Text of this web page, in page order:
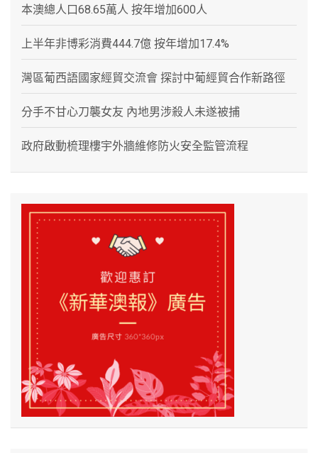
本澳總人口68.65萬人 按年增加600人
上半年非博彩消費444.7億 按年增加17.4%
灣區葡西語國家經貿交流會 探討中葡經貿合作新路徑
分手不甘心刀襲女友 內地男涉殺人未遂被捕
政府啟動梳理樓宇外牆維修防火安全監管流程